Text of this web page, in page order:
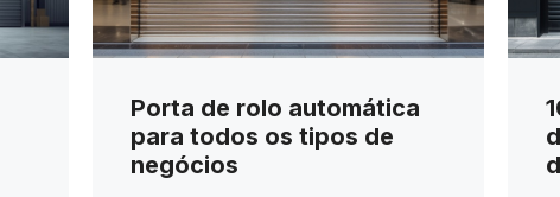
Porta de rolo automática
para todos os tipos de
negócios